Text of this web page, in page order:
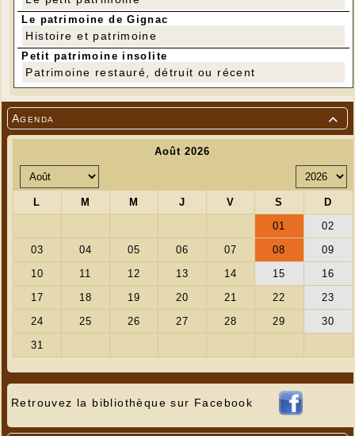

Agenda
Retrouvez la bibliothèque sur Facebook
Le patrimoine de Gignac
Histoire et patrimoine
Petit patrimoine insolite
Patrimoine restauré, détruit ou récent